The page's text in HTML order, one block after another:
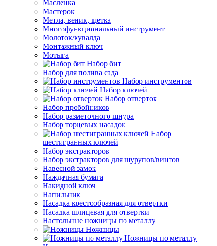
Масленка
Мастерок
Метла, веник, щетка
Многофункциональный инструмент
Молоток/кувалда
Монтажный ключ
Мотыга
Набор бит
Набор для полива сада
Набор инструментов
Набор ключей
Набор отверток
Набор пробойников
Набор разметочного шнура
Набор торцевых насадок
Набор
шестигранных ключей
Набор экстракторов
Набор экстракторов для шурупов/винтов
Навесной замок
Наждачная бумага
Накидной ключ
Напильник
Насадка крестообразная для отвертки
Насадка шлицевая для отвертки
Настольные ножницы по металлу
Ножницы
Ножницы по металлу